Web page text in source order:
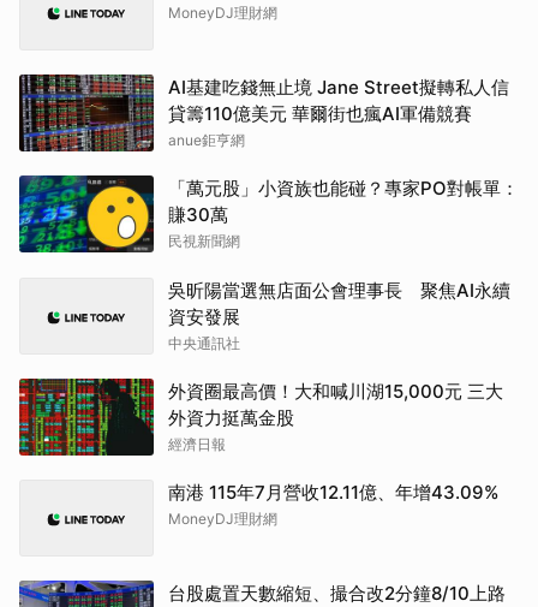
MoneyDJ理財網
AI基建吃錢無止境 Jane Street擬轉私人信
貸籌110億美元 華爾街也瘋AI軍備競賽
anue鉅亨網
「萬元股」小資族也能碰？專家PO對帳單：
賺30萬
民視新聞網
吳昕陽當選無店面公會理事長 聚焦AI永續
資安發展
中央通訊社
外資圈最高價！大和喊川湖15,000元 三大
外資力挺萬金股
經濟日報
南港 115年7月營收12.11億、年增43.09%
MoneyDJ理財網
台股處置天數縮短、撮合改2分鐘8/10上路